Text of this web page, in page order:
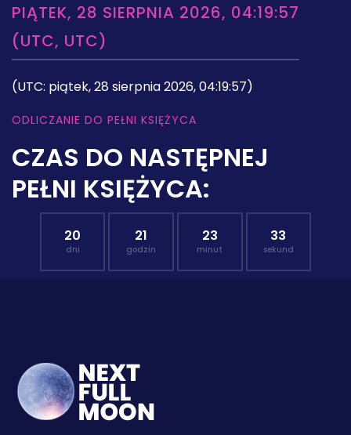
PIĄTEK, 28 SIERPNIA 2026, 04:19:57
(UTC, UTC)
(UTC: piątek, 28 sierpnia 2026, 04:19:57)
ODLICZANIE DO PEŁNI KSIĘŻYCA
CZAS DO NASTĘPNEJ
PEŁNI KSIĘŻYCA:
20
dni
21
godzin
23
minut
32
sekund